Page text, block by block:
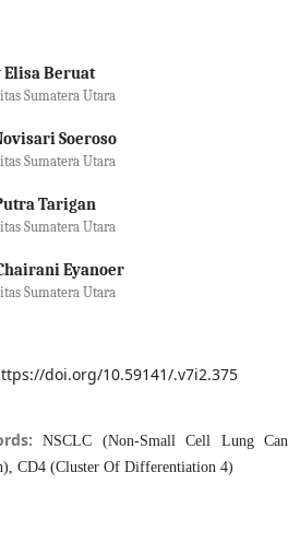
Beruat
Sumatera Utara
Soeroso
Sumatera Utara
Tarigan
Sumatera Utara
Eyanoer
Sumatera Utara
doi.org/10.59141/.v7i2.375
NSCLC (Non-Small Cell Lung
CD4 (Cluster Of Differentiation 4)